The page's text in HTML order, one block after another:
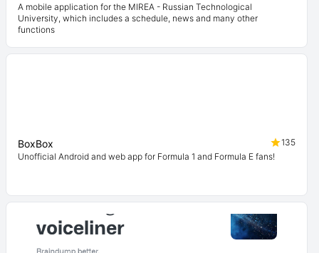
A mobile application for the MIREA - Russian Technological
University, which includes a schedule, news and many other
functions
BoxBox
135
Unofficial Android and web app for Formula 1 and Formula E fans!